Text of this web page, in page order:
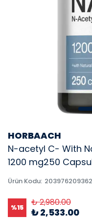
HORBAACH
N-acetyl C- With
1200 mg250
Ürün Kodu:
%15 ₺ 2,980.00
₺ 2,533.00